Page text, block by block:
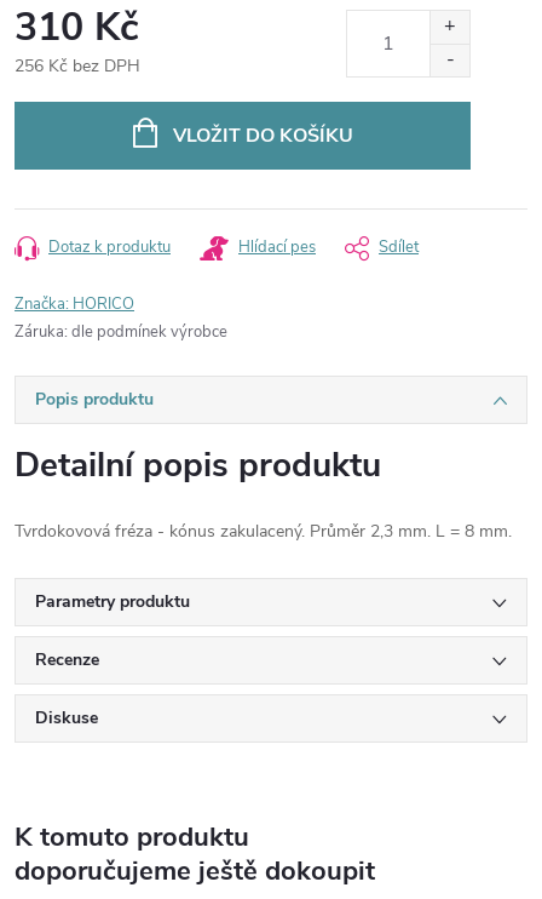
310 Kč
256 Kč bez DPH
VLOŽIT DO KOŠÍKU
Dotaz k produktu Hlídací pes Sdílet
Značka: HORICO
Záruka: dle podmínek výrobce
Popis produktu
Detailní popis produktu
Tvrdokovová fréza - kónus zakulacený. Průměr 2,3 mm. L = 8 mm.
Parametry produktu
Recenze
Diskuse
K tomuto produktu
doporučujeme ještě dokoupit